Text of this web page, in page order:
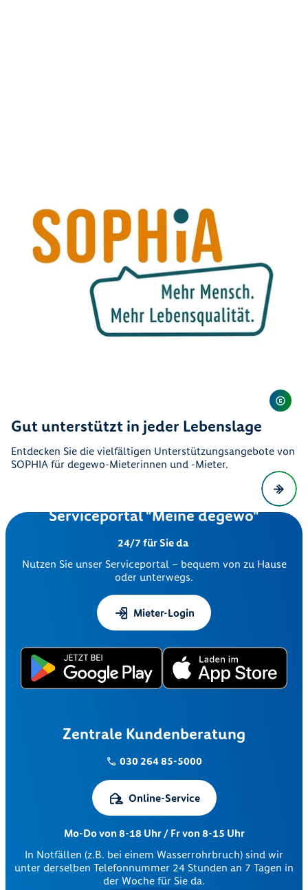
Gut unterstützt in jeder Lebenslage
Entdecken Sie die vielfältigen Unterstützungsangebote von
SOPHIA für degewo-Mieterinnen und -Mieter.
Serviceportal "Meine degewo"
24/7 für Sie da
Nutzen Sie unser Serviceportal – bequem von zu Hause
oder unterwegs.
Mieter-Login
Zentrale Kundenberatung
030 264 85-5000
Online-Service
Mo-Do von 8-18 Uhr / Fr von 8-15 Uhr
In Notfällen (z.B. bei einem Wasserrohrbruch) sind wir
unter derselben Telefonnummer 24 Stunden an 7 Tagen in
der Woche für Sie da.